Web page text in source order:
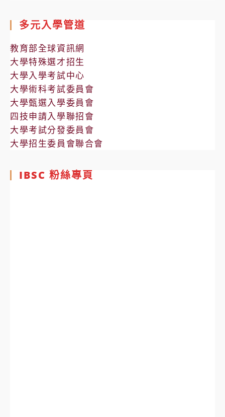
多元入學管道
教育部全球資訊網
大學特殊選才招生
大學入學考試中心
大學術科考試委員會
大學甄選入學委員會
四技申請入學聯招會
大學考試分發委員會
大學招生委員會聯合會
IBSC 粉絲專頁